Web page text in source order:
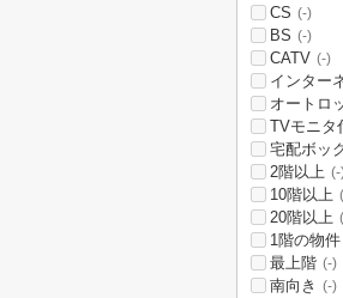
CS (-)
BS (-)
CATV (-)
インター
オートロ
TVモニタ
宅配ボッ
2階以上 (-
10階以上
20階以上
1階の物件
最上階 (-)
南向き (-)